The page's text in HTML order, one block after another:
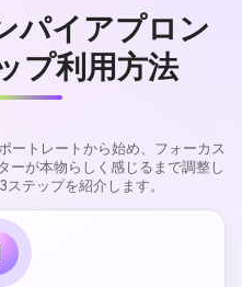
パイアプロン
プ利用方法
ートレートから始め、フォーカス
ーが本物らしく感じるまで調整し
テップを紹介します。